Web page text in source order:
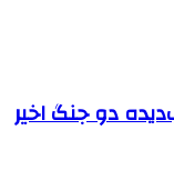
دو جنگ اخیر